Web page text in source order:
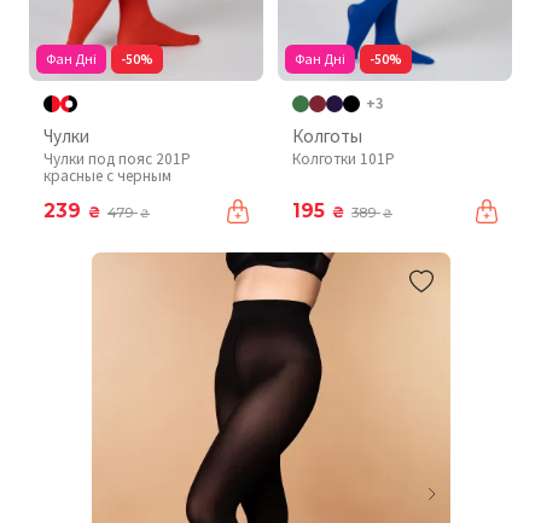
Фан Дні -50%
Чулки
Чулки под пояс 201P
красные с черным
239 ₴ 479₴
Фан Дні -50%
+3
Колготы
Колготки 101P
195 ₴ 389₴